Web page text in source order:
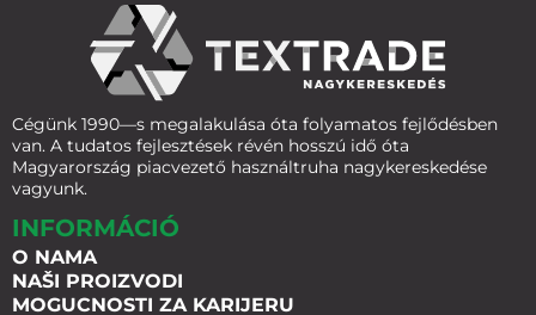
Cégünk 1990—s megalakulása óta folyamatos fejlődésben
van. A tudatos fejlesztések révén hosszú idő óta
Magyarország piacvezető használtruha nagykereskedése
vagyunk.
INFORMÁCIÓ
O NAMA
NAŠI PROIZVODI
MOGUCNOSTI ZA KARIJERU